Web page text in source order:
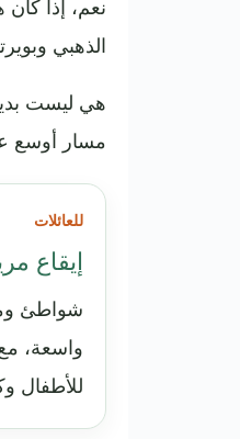
نعم، إذا كان
الذهبي
هي ليست
مسار أوسع
للعائلات
إيقاع
شواطئ
واسعة،
للأطفال